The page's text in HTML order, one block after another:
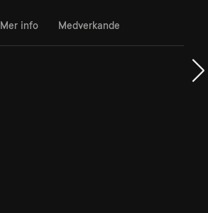
Mer info Medverkande